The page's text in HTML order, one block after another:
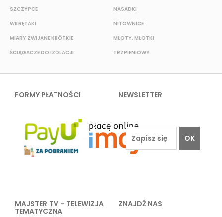
SZCZYPCE
WKRĘTAKI
MIARY ZWIJANE KRÓTKIE
ŚCIĄGACZE DO IZOLACJI
NASADKI
NITOWNICE
MŁOTY, MŁOTKI
TRZPIENIOWY
FORMY PŁATNOŚCI NEWSLETTER
OK
MAJSTER TV - TELEWIZJA
TEMATYCZNA
ZNAJDŹ NAS